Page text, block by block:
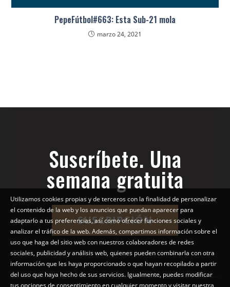
PepeFútbol#663: Esta Sub-21 mola
marzo 24, 2021
Suscríbete. Una
semana gratuita
SUSCRIPCIÓN
Utilizamos cookies propias y de terceros con la finalidad de personalizar
el contenido de la web y los anuncios que puedan aparecer para
adaptarlo a tus preferencias, así como ofrecer funciones sociales y
analizar el tráfico de la web. Además, compartimos información sobre el
uso que haga del sitio web con nuestros colaboradores de redes
sociales, publicidad y análisis web, quienes pueden combinarla con otra
información que les haya proporcionado o que hayan recopilado a partir
del uso que haya hecho de sus servicios. Igualmente, puedes modificar
tus opciones de consentimiento en cualquier momento y visitar nuestra